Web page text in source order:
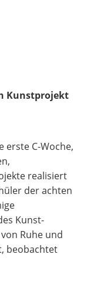
Kunstprojekt
erste C-Woche,
realisiert
der achten
Kunst-
Ruhe und
beobachtet